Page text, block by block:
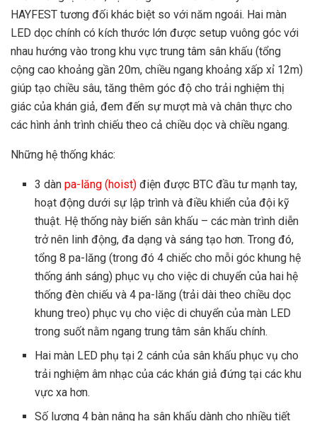
HAYFEST tương đối khác biệt so với năm ngoái. Hai màn
LED dọc chính có kích thước lớn được setup vuông góc với
nhau hướng vào trong khu vực trung tâm sân khấu (tổng
cộng cao khoảng gần 20m, chiều ngang khoảng xấp xỉ 12m)
giúp tạo chiều sâu, tăng thêm góc độ cho trải nghiệm thị
giác của khán giả, đem đến sự mượt mà và chân thực cho
các hình ảnh trình chiếu theo cả chiều dọc và chiều ngang.
Những hệ thống khác:
3 dànpa-lăng (hoist) điện được BTC đầu tư mạnh tay,
hoạt động dưới sự lập trình và điều khiển của đội kỹ
thuật. Hệ thống này biến sân khấu – các màn trình diễn
trở nên linh động, đa dạng và sáng tạo hơn. Trong đó,
tổng 8 pa-lăng (trong đó 4 chiếc cho mỗi góc khung hệ
thống ánh sáng) phục vụ cho việc di chuyển của hai hệ
thống đèn chiếu và 4 pa-lăng (trải dài theo chiều dọc
khung treo) phục vụ cho việc di chuyển của màn LED
trong suốt nằm ngang trung tâm sân khấu chính.
Hai màn LED phụ tại 2 cánh của sân khấu phục vụ cho
trải nghiệm âm nhạc của các khán giả đứng tại các khu
vực xa hơn.
Số lượng 4 bàn nâng hạ sân khấu dành cho nhiều tiết